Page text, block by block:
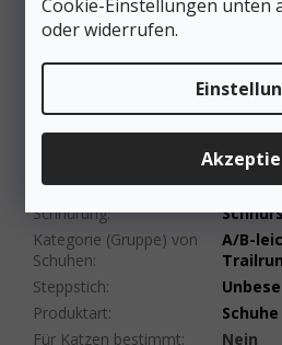
Cookie-Einstellungen unten
oder widerrufen.
Geschlecht:
Frauen
Schuhhöhe:
Material:
Breit
Membrane
(Wasserfestigkeit):
Grau
Gewicht/Paar (g):
491 bis
Schnürung:
Kategorie (Gruppe) von
Schuhen:
A/B-
Steppstich:
Produktart:
Schuhe
Für Katzen bestimmt:
Nein